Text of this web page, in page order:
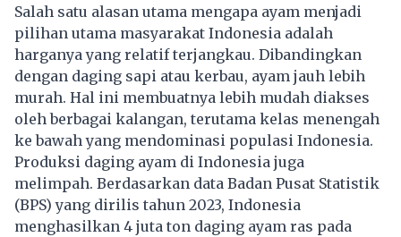
Salah satu alasan utama mengapa ayam menjadi
pilihan utama masyarakat Indonesia adalah
harganya yang relatif terjangkau. Dibandingkan
dengan daging sapi atau kerbau, ayam jauh lebih
murah. Hal ini membuatnya lebih mudah diakses
oleh berbagai kalangan, terutama kelas menengah
ke bawah yang mendominasi populasi Indonesia.
Produksi daging ayam di Indonesia juga
melimpah. Berdasarkan data Badan Pusat Statistik
(BPS) yang dirilis tahun 2023, Indonesia
menghasilkan 4 juta ton daging ayam ras pada